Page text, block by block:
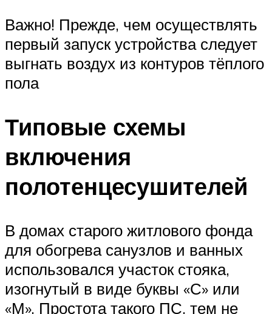
Важно! Прежде, чем осуществлять
первый запуск устройства следует
выгнать воздух из контуров тёплого
пола
Типовые схемы
включения
полотенцесушителей
В домах старого житлового фонда
для обогрева санузлов и ванных
использовался участок стояка,
изогнутый в виде буквы «С» или
«М». Простота такого ПС, тем не